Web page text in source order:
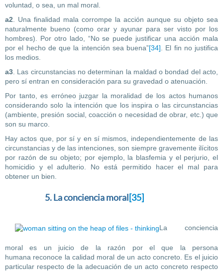
voluntad, o sea, un mal moral.
a2 . Una finalidad mala corrompe la acción aunque su objeto sea
naturalmente bueno (como orar y ayunar para ser visto por los
hombres). Por otro lado, “No se puede justificar una acción mala
por el hecho de que la intención sea buena”[34] . El fin no justifica
los medios.
a3 . Las circunstancias no determinan la maldad o bondad del acto,
pero sí entran en consideración para su gravedad o atenuación.
Por tanto, es erróneo juzgar la moralidad de los actos humanos
considerando solo la intención que los inspira o las circunstancias
(ambiente, presión social, coacción o necesidad de obrar, etc.) que
son su marco.
Hay actos que, por sí y en sí mismos, independientemente de las
circunstancias y de las intenciones, son siempre gravemente ilícitos
por razón de su objeto; por ejemplo, la blasfemia y el perjurio, el
homicidio y el adulterio. No está permitido hacer el mal para
obtener un bien.
5. La conciencia moral[35]
La conciencia
moral es un juicio de la razón por el que la persona
humana reconoce la calidad moral de un acto concreto. Es el juicio
particular respecto de la adecuación de un acto concreto respecto